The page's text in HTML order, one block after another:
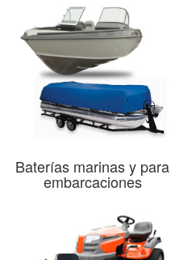
Baterías marinas y para
embarcaciones